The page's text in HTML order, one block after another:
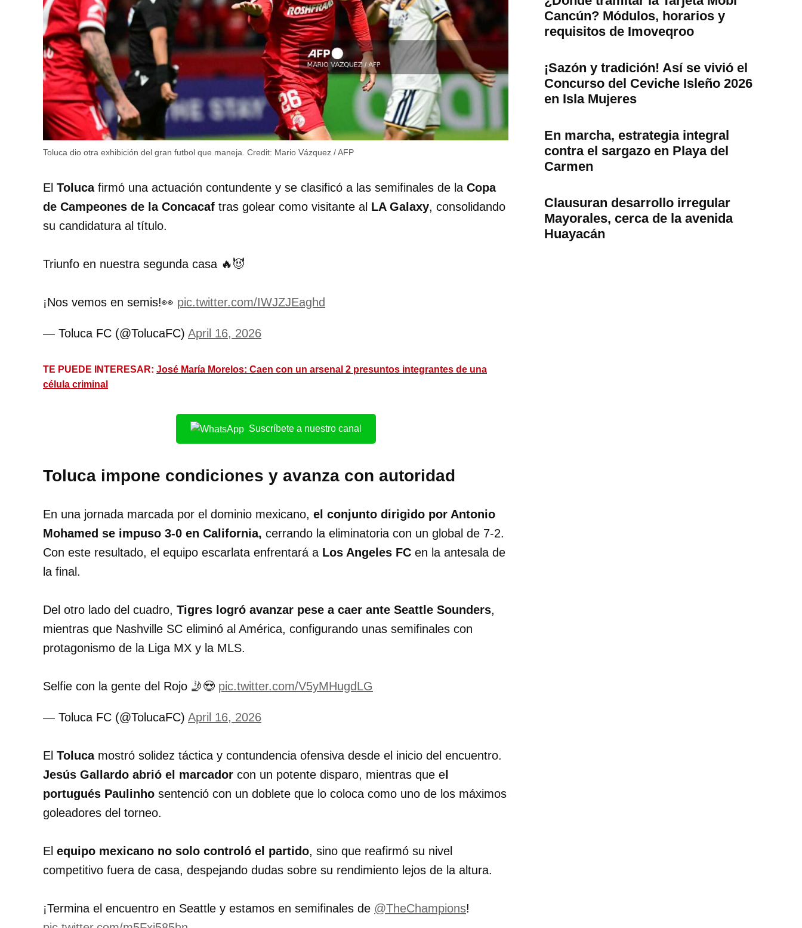
Toluca dio otra exhibición del gran futbol que maneja. Credit: Mario Vázquez / AFP
El Tolucafirmó una actuación contundente y se clasificó a las semifinales de la Copa
de Campeones de la Concacaf tras golear como visitante al LA Galaxy, consolidando
su candidatura al título.
Triunfo en nuestra segunda casa 🔥😈
¡Nos vemos en semis!👀 pic.twitter.com/IWJZJEaghd
— Toluca FC (@TolucaFC) April 16, 2026
TE PUEDE INTERESAR: José María Morelos: Caen con un arsenal 2 presuntos integrantes de una
célula criminal
Suscríbete a nuestro canal
Toluca impone condiciones y avanza con autoridad
En una jornada marcada por el dominio mexicano, el conjunto dirigido por Antonio
Mohamed se impuso 3-0 en California, cerrando la eliminatoria con un global de 7-2.
Con este resultado, el equipo escarlata enfrentará a Los Angeles FC en la antesala de
la final.
Del otro lado del cuadro, Tigres logró avanzar pese a caer ante Seattle Sounders,
mientras que Nashville SC eliminó al América, configurando unas semifinales con
protagonismo de la Liga MX y la MLS.
Selfie con la gente del Rojo 🤳😍 pic.twitter.com/V5yMHugdLG
— Toluca FC (@TolucaFC) April 16, 2026
El Tolucamostró solidez táctica y contundencia ofensiva desde el inicio del encuentro.
Jesús Gallardo abrió el marcador con un potente disparo, mientras que e
portugués Paulinho sentenció con un doblete que lo coloca como uno de los máximos
goleadores del torneo.
El equipo mexicano no solo controló el partido, sino que reafirmó su nivel
competitivo fuera de casa, despejando dudas sobre su rendimiento lejos de la altura.
¡Termina el encuentro en Seattle y estamos en semifinales de @TheChampions!
Cancún? Módulos, horarios y
requisitos de Imoveqroo
¡Sazón y tradición! Así se vivió el
Concurso del Ceviche Isleño 2026
en Isla Mujeres
En marcha, estrategia integral
contra el sargazo en Playa del
Carmen
Clausuran desarrollo irregular
Mayorales, cerca de la avenida
Huayacán